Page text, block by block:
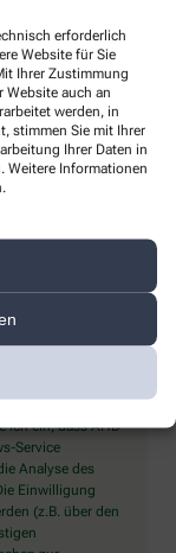
erforderlich
Website für Sie
Ihrer Zustimmung
Website auch an
werden, in
stimmen Sie mit Ihrer
Ihrer Daten in
Weitere Informationen
Sie sich
News-
Deutschland
ich ein, dass AHD
Service
Analyse des
Einwilligung
(z.B. über den